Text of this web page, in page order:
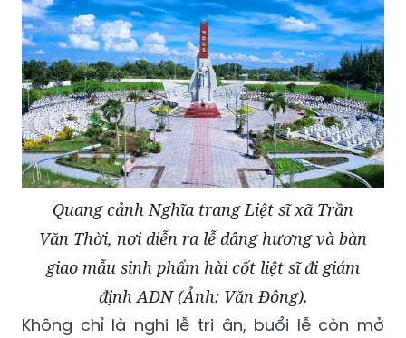
Quang cảnh Nghĩa trang Liệt sĩ xã Trần
Văn Thời, nơi diễn ra lễ dâng hương và bàn
giao mẫu sinh phẩm hài cốt liệt sĩ đi giám
định ADN (Ảnh: Văn Đông).
Không chỉ là nghi lễ tri ân, buổi lễ còn mở